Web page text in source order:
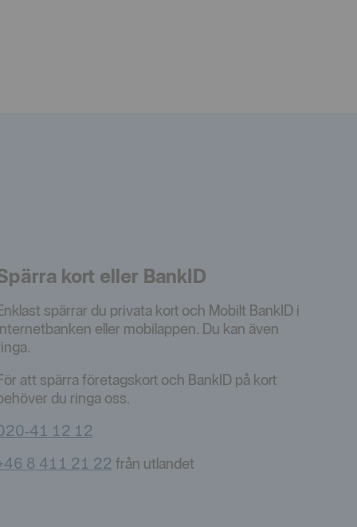
kort eller BankID
spärrar du privata kort och Mobilt BankID i
eller mobilappen. Du kan även
att spärra företagskort och BankID på kort
du ringa oss.
12 12
8 411 21 22 från utlandet